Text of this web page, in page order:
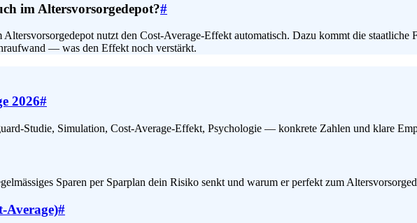
im Altersvorsorgedepot?#
Altersvorsorgedepot nutzt den Cost-Average-Effekt automatisch. Dazu kommt die
— was den Effekt noch verstärkt.
2026#
Studie, Simulation, Cost-Average-Effekt, Psychologie — konkrete Zahlen und klare
Sparen per Sparplan dein Risiko senkt und warum er perfekt zum
Average)#